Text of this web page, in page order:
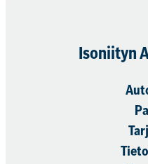
Isoniityn